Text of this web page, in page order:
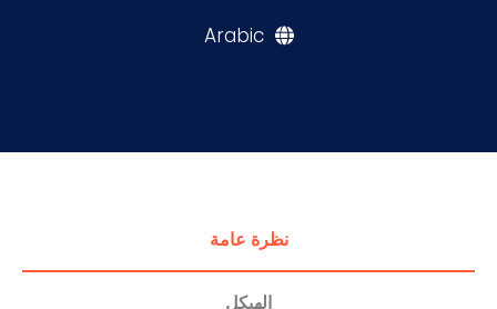
Arabic
نظرة عامة
الهيكل